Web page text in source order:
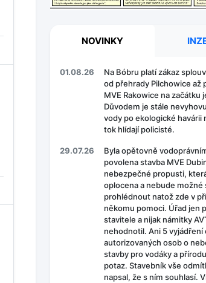
NOVINKY
01.08.26
Na Bóbru platí zákaz
od přehrady Pilchowice až
MVE Rakowice na začátku
Důvodem je stále
vody po ekologické havárii
tok hlídají policisté.
29.07.26
Byla opětovně
povolena stavba MVE
nebezpečné propusti,
oplocena a nebude možné
prohlédnout natož zde v
někomu pomoci. Úřad jen
stavitele a nijak námitky
nehodnotil. Ani 5 vyjádření
autorizovaných osob o
stavby pro vodáky a
potaz. Stavebník vše
napsal, že s ním souhlasí.